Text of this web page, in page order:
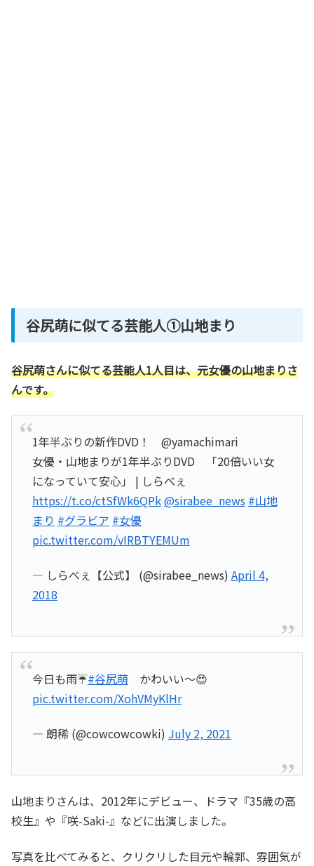
谷尻萌に似てる芸能人①山地まり
谷尻萌さんに似てる芸能人1人目は、元女優の山地まりさ
んです。
1年半ぶりの新作DVD！ @yamachimari
女優・山地まりが1年半ぶりDVD 「20倍いい女
になっていて安心」 | しらべぇ
https://t.co/ctSfWk6QPk@sirabee_news #山地
まり #グラビア #女優
pic.twitter.com/vIRBTYEMUm
— しらべぇ【公式】 (@sirabee_news) April 4,
2018
今日も雨☔️#谷尻萌 かわいい〜😍
pic.twitter.com/XohVMyKlHr
— 朗稀 (@cowcowcowki) July 2, 2021
山地まりさんは、2012年にデビュー、ドラマ『35歳の高
校生』や『咲-Saki-』などに出演しました。
写真を比べてみると、クリクリした目元や輪郭、雰囲気が